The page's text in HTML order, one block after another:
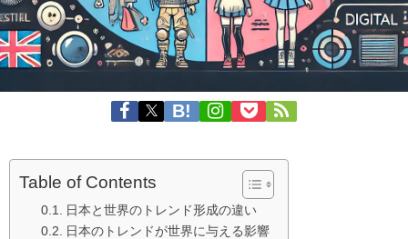
Table of Contents
日本と世界のトレンド形成の違い
日本のトレンドが世界に与える影響